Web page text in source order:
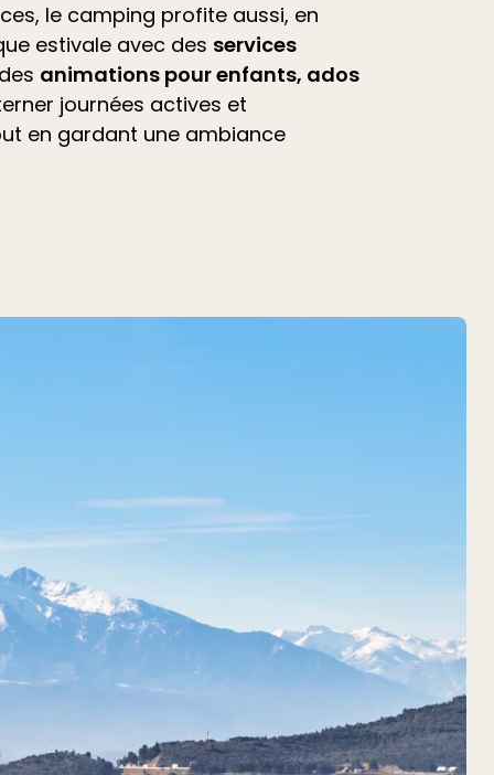
le camping profite aussi, en
estivale avec des services
animations pour enfants, ados
journées actives et
en gardant une ambiance